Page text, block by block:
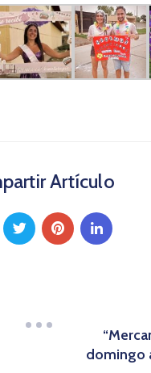
Artículo
domingo